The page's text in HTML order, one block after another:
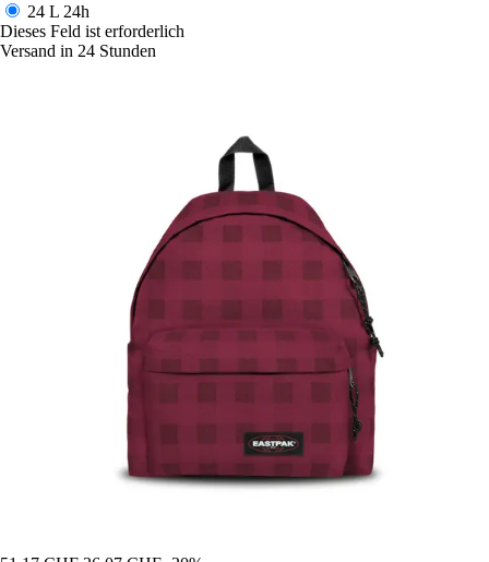
24 L 24h
Dieses Feld ist erforderlich
Versand in 24 Stunden